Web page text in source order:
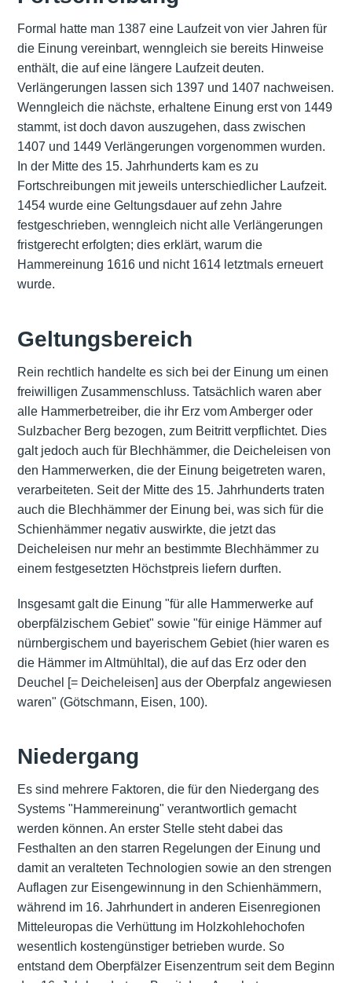
Formal hatte man 1387 eine Laufzeit von vier Jahren für
die Einung vereinbart, wenngleich sie bereits Hinweise
enthält, die auf eine längere Laufzeit deuten.
Verlängerungen lassen sich 1397 und 1407 nachweisen.
Wenngleich die nächste, erhaltene Einung erst von 1449
stammt, ist doch davon auszugehen, dass zwischen
1407 und 1449 Verlängerungen vorgenommen wurden.
In der Mitte des 15. Jahrhunderts kam es zu
Fortschreibungen mit jeweils unterschiedlicher Laufzeit.
1454 wurde eine Geltungsdauer auf zehn Jahre
festgeschrieben, wenngleich nicht alle Verlängerungen
fristgerecht erfolgten; dies erklärt, warum die
Hammereinung 1616 und nicht 1614 letztmals erneuert
wurde.
Geltungsbereich
Rein rechtlich handelte es sich bei der Einung um einen
freiwilligen Zusammenschluss. Tatsächlich waren aber
alle Hammerbetreiber, die ihr Erz vom Amberger oder
Sulzbacher Berg bezogen, zum Beitritt verpflichtet. Dies
galt jedoch auch für Blechhämmer, die Deicheleisen von
den Hammerwerken, die der Einung beigetreten waren,
verarbeiteten. Seit der Mitte des 15. Jahrhunderts traten
auch die Blechhämmer der Einung bei, was sich für die
Schienhämmer negativ auswirkte, die jetzt das
Deicheleisen nur mehr an bestimmte Blechhämmer zu
einem festgesetzten Höchstpreis liefern durften.
Insgesamt galt die Einung "für alle Hammerwerke auf
oberpfälzischem Gebiet" sowie "für einige Hämmer auf
nürnbergischem und bayerischem Gebiet (hier waren es
die Hämmer im Altmühltal), die auf das Erz oder den
Deuchel [= Deicheleisen] aus der Oberpfalz angewiesen
waren" (Götschmann, Eisen, 100).
Niedergang
Es sind mehrere Faktoren, die für den Niedergang des
Systems "Hammereinung" verantwortlich gemacht
werden können. An erster Stelle steht dabei das
Festhalten an den starren Regelungen der Einung und
damit an veralteten Technologien sowie an den strengen
Auflagen zur Eisengewinnung in den Schienhämmern,
während im 16. Jahrhundert in anderen Eisenregionen
Mitteleuropas die Verhüttung im Holzkohlehochofen
wesentlich kostengünstiger betrieben wurde. So
entstand dem Oberpfälzer Eisenzentrum seit dem Beginn